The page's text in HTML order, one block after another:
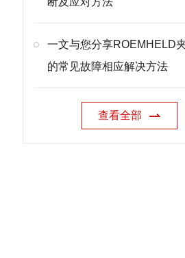
一文与您分享ROEMHELD
的常见故障相应解决方法
查看全部